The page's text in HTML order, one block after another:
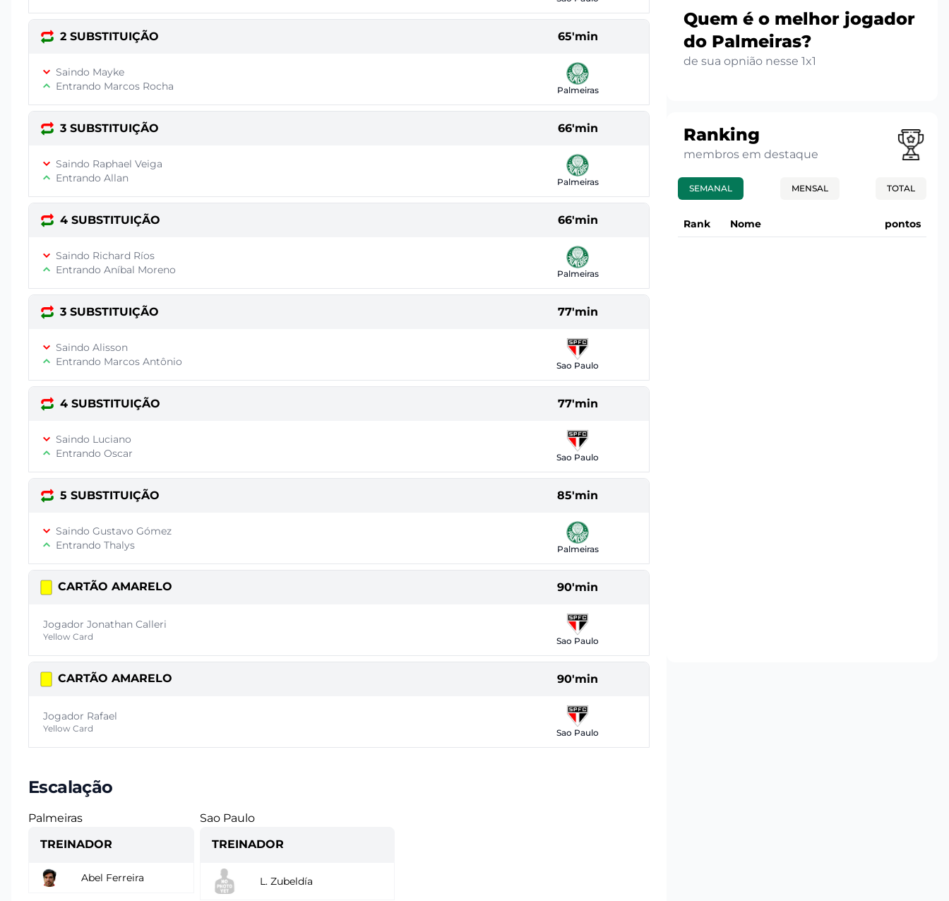
2 SUBSTITUIÇÃO 65'min
Saindo Mayke
Entrando Marcos Rocha
Palmeiras
3 SUBSTITUIÇÃO 66'min
Saindo Raphael Veiga
Entrando Allan
Palmeiras
4 SUBSTITUIÇÃO 66'min
Saindo Richard Ríos
Entrando Aníbal Moreno
Palmeiras
3 SUBSTITUIÇÃO 77'min
Saindo Alisson
Entrando Marcos Antônio
Sao Paulo
4 SUBSTITUIÇÃO 77'min
Saindo Luciano
Entrando Oscar
Sao Paulo
5 SUBSTITUIÇÃO 85'min
Saindo Gustavo Gómez
Entrando Thalys
Palmeiras
CARTÃO AMARELO 90'min
Jogador Jonathan Calleri
Yellow Card Sao Paulo
CARTÃO AMARELO 90'min
Jogador Rafael
Yellow Card Sao Paulo
Escalação
Palmeiras
TREINADOR
Abel Ferreira
Sao Paulo
TREINADOR
L. Zubeldía
Quem é o melhor jogador
do Palmeiras?
de sua opnião nesse 1x1
Ranking
membros em destaque
SEMANAL MENSAL TOTAL
Rank Nome pontos